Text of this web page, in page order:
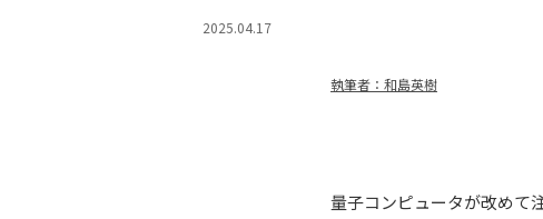
2025.04.17
執筆者：和島英樹
量子コンピュータが改めて